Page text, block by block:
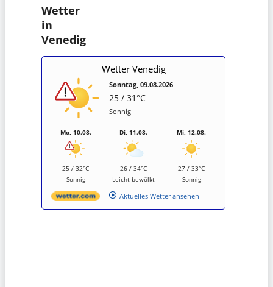
Wetter
in
Venedig
Wetter Venedig
Sonntag, 09.08.2026
25 / 31°C
Sonnig
Mo, 10.08.
25 / 32°C
Sonnig
Di, 11.08.
26 / 34°C
Leicht bewölkt
Mi, 12.08.
27 / 33°C
Sonnig
Aktuelles Wetter ansehen